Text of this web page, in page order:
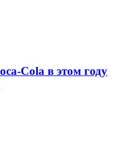
Cola в этом году